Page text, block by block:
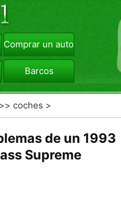
Comprar un automóvil
Barcos
>>coches >
de un 1993
Supreme